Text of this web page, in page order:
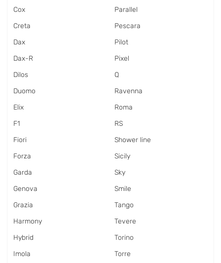
Cox
Creta
Dax
Dax-R
Dilos
Duomo
Elix
F1
Fiori
Forza
Garda
Genova
Grazia
Harmony
Hybrid
Imola
Parallel
Pescara
Pilot
Pixel
Q
Ravenna
Roma
RS
Shower line
Sicily
Sky
Smile
Tango
Tevere
Torino
Torre